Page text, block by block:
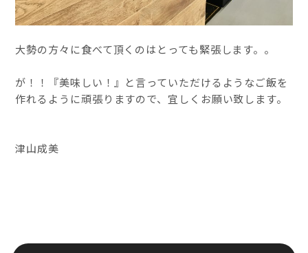
大勢の方々に食べて頂くのはとっても緊張します。。
が！！『美味しい！』と言っていただけるようなご飯を
作れるように頑張りますので、宜しくお願い致します。
津山成美